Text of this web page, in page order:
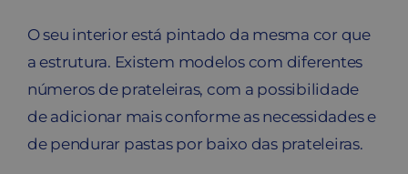
O seu interior está pintado da mesma cor que
a estrutura. Existem modelos com diferentes
números de prateleiras, com a possibilidade
de adicionar mais conforme as necessidades e
de pendurar pastas por baixo das prateleiras.